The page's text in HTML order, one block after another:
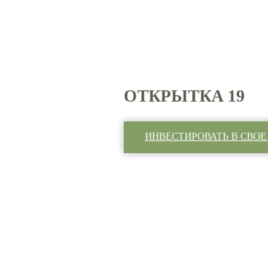
ОТКРЫТКА 19
ИНВЕСТИРОВАТЬ В СВОЕ